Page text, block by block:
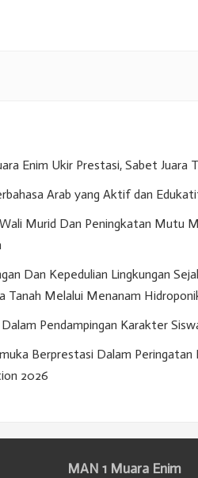
Enim Ukir Prestasi, Sabet Juara
Arab yang Aktif dan
Murid Dan Peningkatan Mutu
Dan Kepedulian Lingkungan
Tanah Melalui Menanam
Pendampingan Karakter
Berprestasi Dalam
2026
MAN 1 Muara Enim